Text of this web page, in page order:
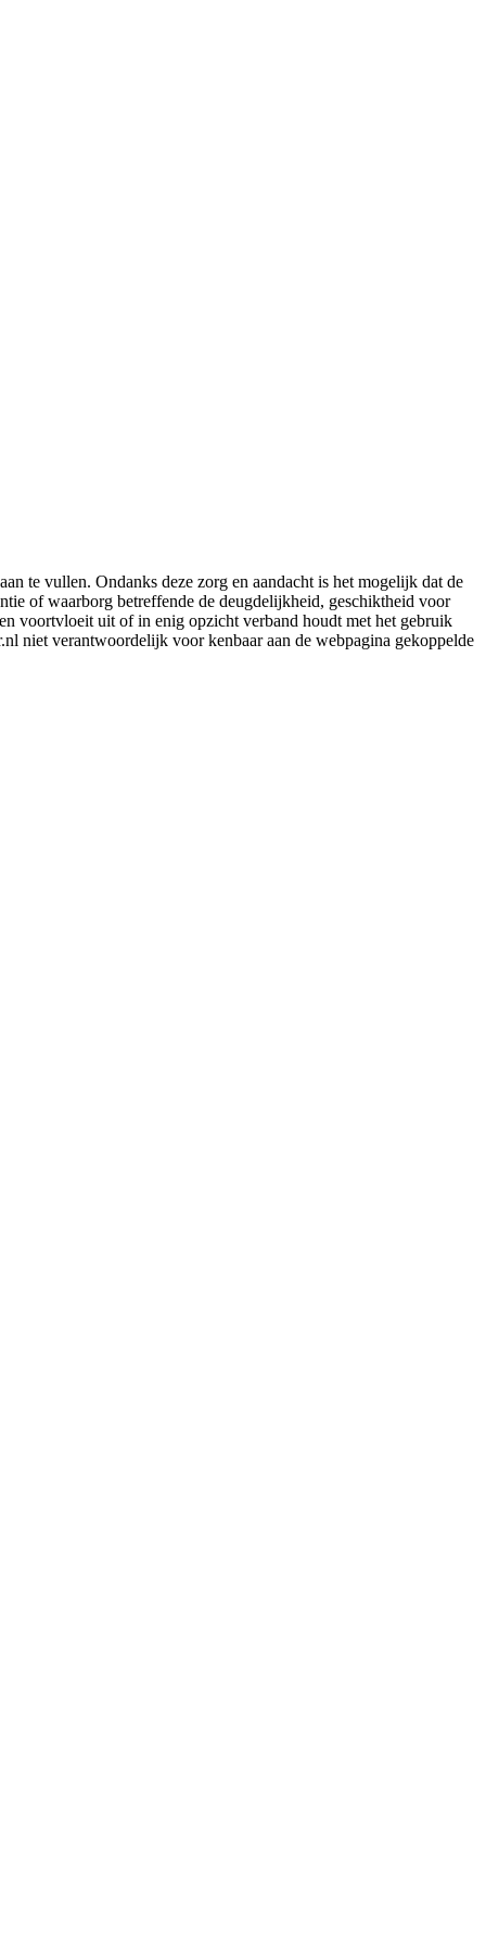
te vullen. Ondanks deze zorg en aandacht is het mogelijk dat de
of waarborg betreffende de deugdelijkheid, geschiktheid voor
voortvloeit uit of in enig opzicht verband houdt met het gebruik
niet verantwoordelijk voor kenbaar aan de webpagina gekoppelde